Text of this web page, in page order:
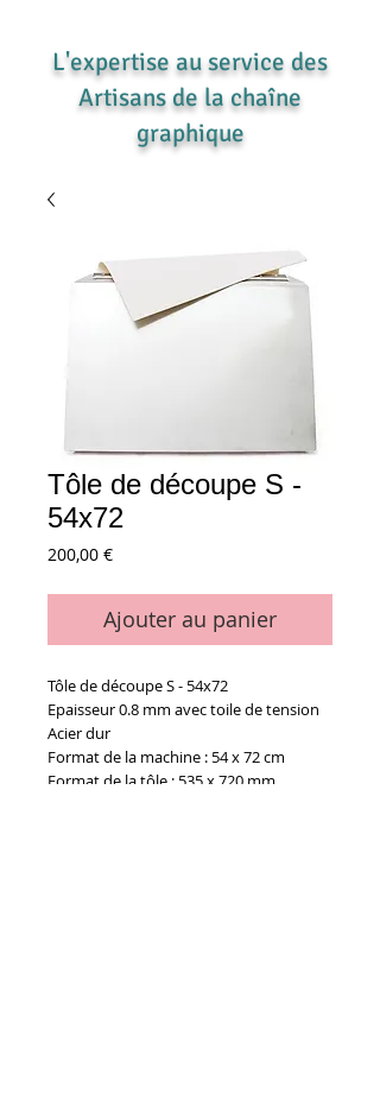
L'expertise au service des
Artisans de la chaîne
graphique
Tôle de découpe S -
54x72
200,00 €Prix
Ajouter au panier
Tôle de découpe S - 54x72
Epaisseur 0.8 mm avec toile de tension
Acier dur
Format de la machine : 54 x 72 cm
Format de la tôle : 535 x 720 mm